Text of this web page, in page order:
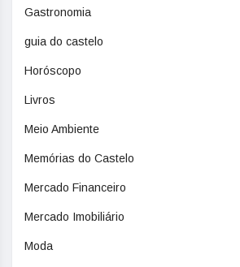
Gastronomia
guia do castelo
Horóscopo
Livros
Meio Ambiente
Memórias do Castelo
Mercado Financeiro
Mercado Imobiliário
Moda